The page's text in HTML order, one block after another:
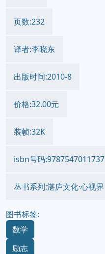
页数:232
译者:李晓东
出版时间:2010-8
价格:32.00元
装帧:32K
isbn号码:9787547011737
丛书系列:湛庐文化·心视界
图书标签:
数学
励志